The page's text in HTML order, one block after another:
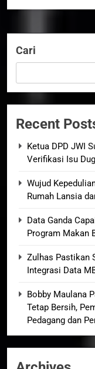
Cari
Recent
Ketua DPD JWI
Verifikasi Isu
Wujud
Rumah Lansia
Data Ganda
Program Makan
Zulhas Pastikan
Integrasi Data
Bobby Maulana
Tetap Bersih,
Pedagang dan